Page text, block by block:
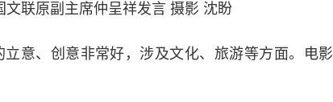
联原副主席仲呈祥发言 摄影 沈盼
意、创意非常好，涉及文化、旅游等方面。电影